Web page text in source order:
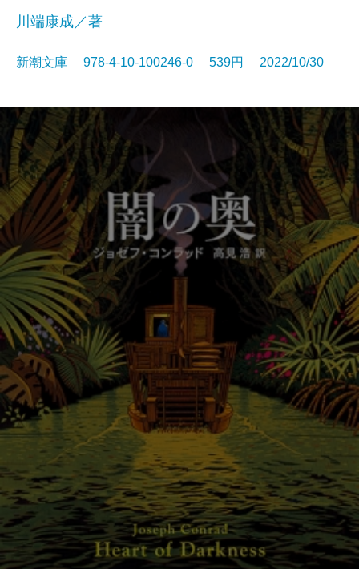
川端康成／著
新潮文庫 978-4-10-100246-0 539円 2022/10/30